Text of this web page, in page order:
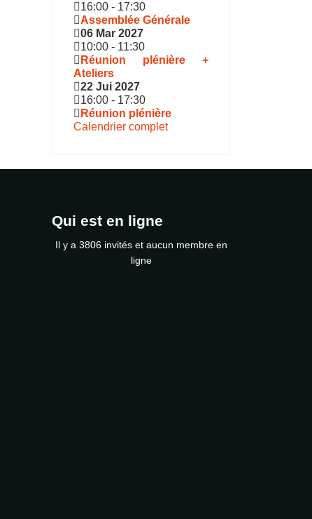
16:00 - 17:30
Assemblée Générale
06 Mar 2027
10:00 - 11:30
Réunion plénière +
Ateliers
22 Jui 2027
16:00 - 17:30
Réunion plénière
Calendrier complet
Qui est en ligne
Il y a 3806 invités et aucun membre en
ligne